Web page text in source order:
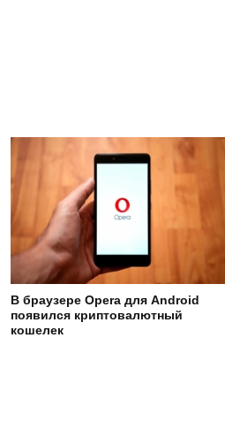
В браузере Opera для Android
появился криптовалютный
кошелек